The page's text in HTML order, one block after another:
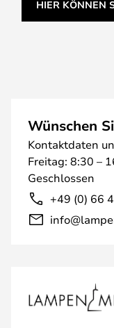
HIER KÖNNEN
Wünschen
Kontaktdaten
Freitag: 8:30 –
Geschlossen
+49 (0) 66